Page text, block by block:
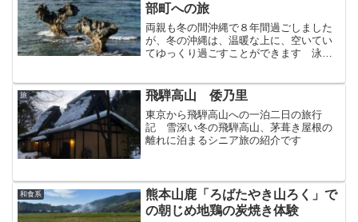
部町への旅
両親も冬の間沖縄で８年間過ごしました
が、冬の沖縄は、温暖な上に、空いてい
てゆっくり過ごすことができます 泳ぐ
旅 飛騨高山 倭乃里
東京から飛騨高山への一泊二日の旅行
記 雪深い冬の飛騨高山、茅葺き屋根の
離れに泊まるシニア旅の紹介です
和食系
熊本山鹿「ろばたやき山ろく」で
の朝じめ地鶏の炭焼き体験